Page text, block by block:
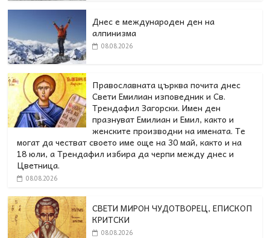
Днес е международен ден на
алпинизма
08.08.2026
Православната църква почита днес
Свети Емилиан изповедник и Св.
Трендафил Загорски. Имен ден
празнуват Емилиан и Емил, както и
женските производни на имената. Те
могат да честват своето име още на 30 май, както и на
18 юли, а Трендафил избира да черпи между днес и
Цветница.
08.08.2026
СВЕТИ МИРОН ЧУДОТВОРЕЦ, ЕПИСКОП
КРИТСКИ
08.08.2026